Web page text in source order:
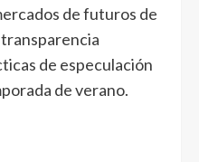
de futuros de
de especulación
de verano.